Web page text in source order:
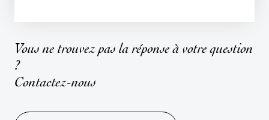
Vous ne trouvez pas la réponse à votre question
?
Contactez-nous